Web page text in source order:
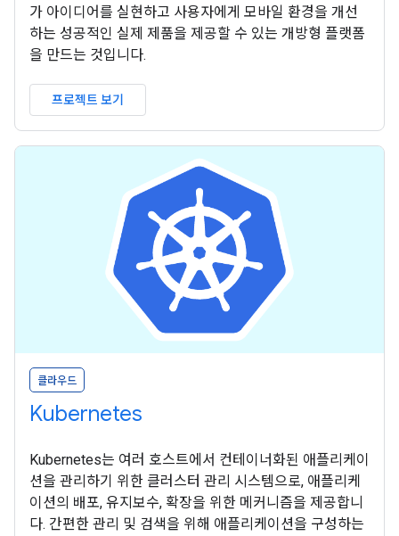
가 아이디어를 실현하고 사용자에게 모바일 환경을 개선
하는 성공적인 실제 제품을 제공할 수 있는 개방형 플랫폼
을 만드는 것입니다.
프로젝트 보기
클라우드
Kubernetes
Kubernetes는 여러 호스트에서 컨테이너화된 애플리케이
션을 관리하기 위한 클러스터 관리 시스템으로, 애플리케
이션의 배포, 유지보수, 확장을 위한 메커니즘을 제공합니
다. 간편한 관리 및 검색을 위해 애플리케이션을 구성하는